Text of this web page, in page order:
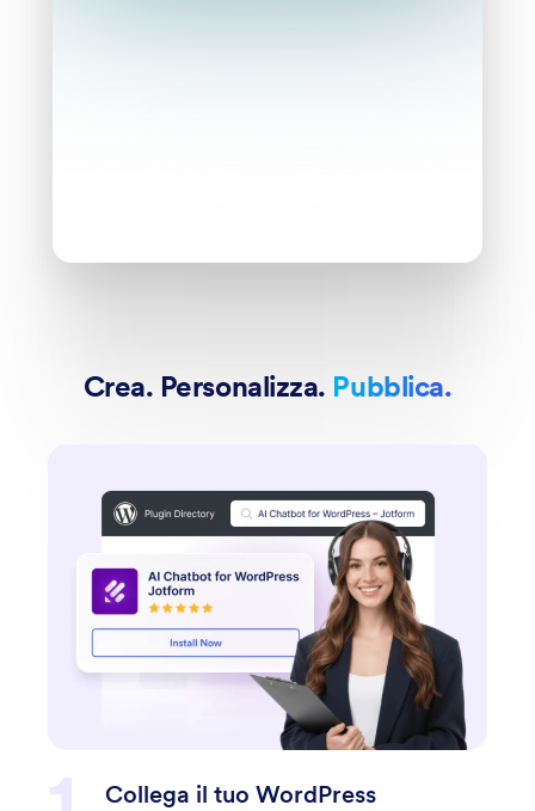
Crea. Personalizza. Pubblica.
WordPress Personalizza il